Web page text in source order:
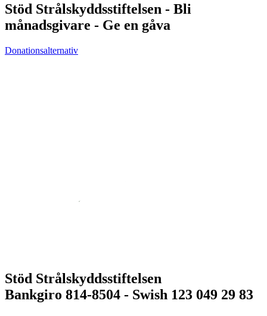
Stöd Strålskyddsstiftelsen - Bli
månadsgivare - Ge en gåva
Donationsalternativ
Stöd Strålskyddsstiftelsen
Bankgiro 814-8504 - Swish 123 049 29 83